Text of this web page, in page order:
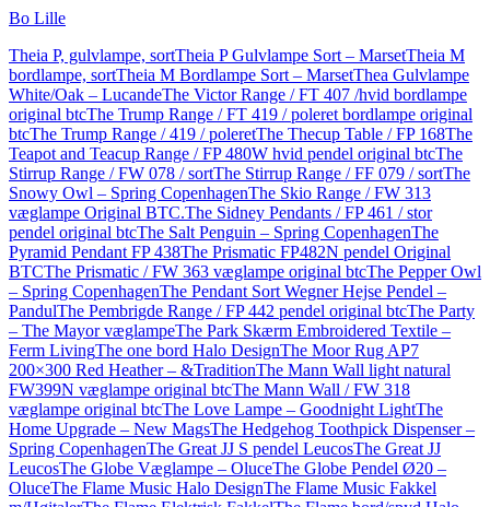
Bo Lille
Theia P, gulvlampe, sortTheia P Gulvlampe Sort – MarsetTheia M
bordlampe, sortTheia M Bordlampe Sort – MarsetThea Gulvlampe
White/Oak – LucandeThe Victor Range / FT 407 /hvid bordlampe
original btcThe Trump Range / FT 419 / poleret bordlampe original
btcThe Trump Range / 419 / poleretThe Thecup Table / FP 168The
Teapot and Teacup Range / FP 480W hvid pendel original btcThe
Stirrup Range / FW 078 / sortThe Stirrup Range / FF 079 / sortThe
Snowy Owl – Spring CopenhagenThe Skio Range / FW 313
væglampe Original BTC.The Sidney Pendants / FP 461 / stor
pendel original btcThe Salt Penguin – Spring CopenhagenThe
Pyramid Pendant FP 438The Prismatic FP482N pendel Original
BTCThe Prismatic / FW 363 væglampe original btcThe Pepper Owl
– Spring CopenhagenThe Pendant Sort Wegner Hejse Pendel –
PandulThe Pembrigde Range / FP 442 pendel original btcThe Party
– The Mayor væglampeThe Park Skærm Embroidered Textile –
Ferm LivingThe one bord Halo DesignThe Moor Rug AP7
200×300 Red Heather – &TraditionThe Mann Wall light natural
FW399N væglampe original btcThe Mann Wall / FW 318
væglampe original btcThe Love Lampe – Goodnight LightThe
Home Upgrade – New MagsThe Hedgehog Toothpick Dispenser –
Spring CopenhagenThe Great JJ S pendel LeucosThe Great JJ
LeucosThe Globe Væglampe – OluceThe Globe Pendel Ø20 –
OluceThe Flame Music Halo DesignThe Flame Music Fakkel